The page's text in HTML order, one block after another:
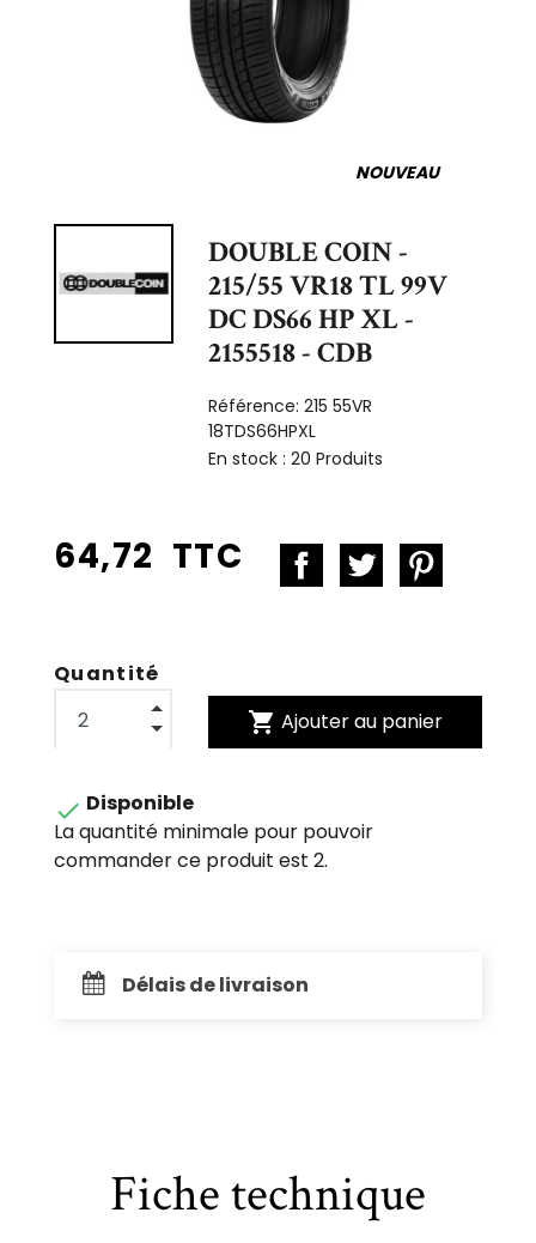
NOUVEAU
DOUBLE COIN -
215/55 VR18 TL 99V
DC DS66 HP XL -
2155518 - CDB
Référence:215 55VR
18TDS66HPXL
En stock :20 Produits
64,72 TTC
Quantité
shopping_cart Ajouter au panier
 Disponible
La quantité minimale pour pouvoir
commander ce produit est 2.
Délais de livraison
Fiche technique